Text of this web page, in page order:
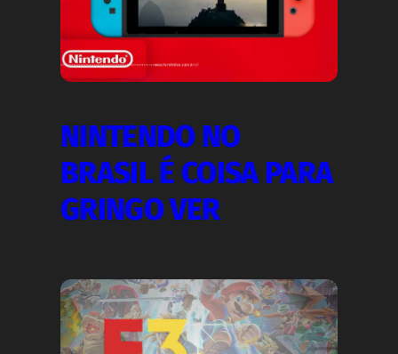
NINTENDO NO
BRASIL É COISA PARA
GRINGO VER